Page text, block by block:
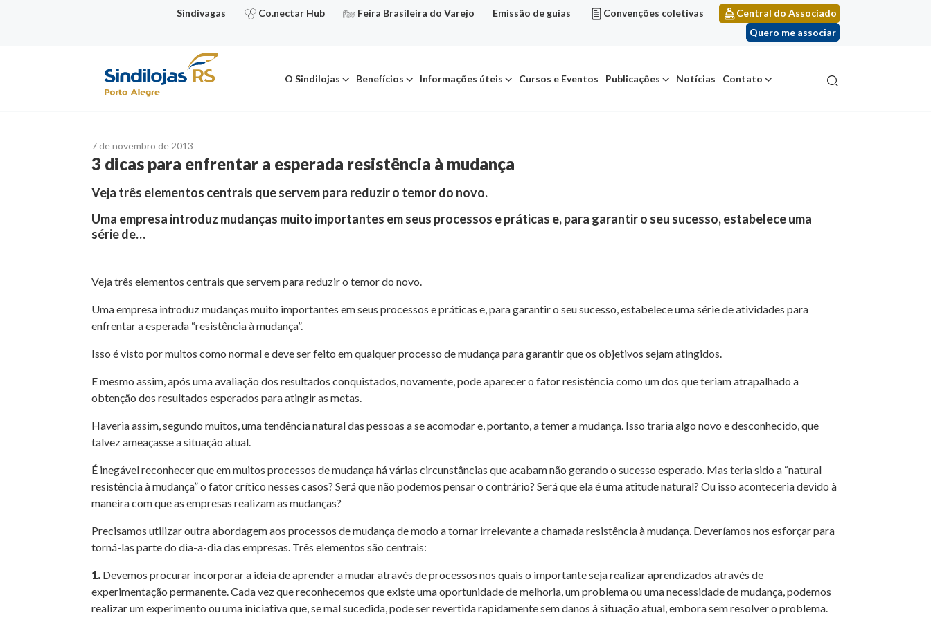
Sindivagas Co.nectar Hub Feira Brasileira do Varejo Emissão de guias Convenções coletivas
Central do Associado
Quero me associar
O Sindilojas Benefícios Informações úteis Cursos e Eventos Publicações Notícias Contato
7 de novembro de 2013
3 dicas para enfrentar a esperada resistência à mudança
Veja três elementos centrais que servem para reduzir o temor do novo.
Uma empresa introduz mudanças muito importantes em seus processos e práticas e, para garantir o seu sucesso, estabelece uma
série de…
Veja três elementos centrais que servem para reduzir o temor do novo.
Uma empresa introduz mudanças muito importantes em seus processos e práticas e, para garantir o seu sucesso, estabelece uma série de atividades para
enfrentar a esperada “resistência à mudança”.
Isso é visto por muitos como normal e deve ser feito em qualquer processo de mudança para garantir que os objetivos sejam atingidos.
E mesmo assim, após uma avaliação dos resultados conquistados, novamente, pode aparecer o fator resistência como um dos que teriam atrapalhado a
obtenção dos resultados esperados para atingir as metas.
Haveria assim, segundo muitos, uma tendência natural das pessoas a se acomodar e, portanto, a temer a mudança. Isso traria algo novo e desconhecido, que
talvez ameaçasse a situação atual.
É inegável reconhecer que em muitos processos de mudança há várias circunstâncias que acabam não gerando o sucesso esperado. Mas teria sido a “natural
resistência à mudança” o fator crítico nesses casos? Será que não podemos pensar o contrário? Será que ela é uma atitude natural? Ou isso aconteceria devido à
maneira com que as empresas realizam as mudanças?
Precisamos utilizar outra abordagem aos processos de mudança de modo a tornar irrelevante a chamada resistência à mudança. Deveríamos nos esforçar para
torná-las parte do dia-a-dia das empresas. Três elementos são centrais:
1. Devemos procurar incorporar a ideia de aprender a mudar através de processos nos quais o importante seja realizar aprendizados através de
experimentação permanente. Cada vez que reconhecemos que existe uma oportunidade de melhoria, um problema ou uma necessidade de mudança, podemos
realizar um experimento ou uma iniciativa que, se mal sucedida, pode ser revertida rapidamente sem danos à situação atual, embora sem resolver o problema.